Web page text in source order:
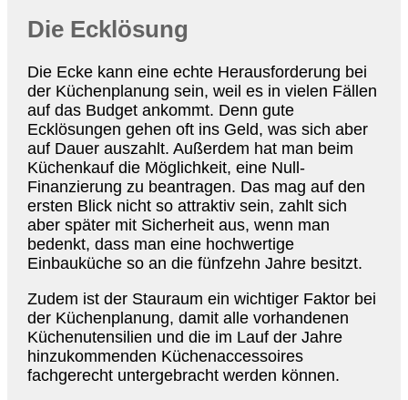
Die Ecklösung
Die Ecke kann eine echte Herausforderung bei
der Küchenplanung sein, weil es in vielen Fällen
auf das Budget ankommt. Denn gute
Ecklösungen gehen oft ins Geld, was sich aber
auf Dauer auszahlt. Außerdem hat man beim
Küchenkauf die Möglichkeit, eine Null-
Finanzierung zu beantragen. Das mag auf den
ersten Blick nicht so attraktiv sein, zahlt sich
aber später mit Sicherheit aus, wenn man
bedenkt, dass man eine hochwertige
Einbauküche so an die fünfzehn Jahre besitzt.
Zudem ist der Stauraum ein wichtiger Faktor bei
der Küchenplanung, damit alle vorhandenen
Küchenutensilien und die im Lauf der Jahre
hinzukommenden Küchenaccessoires
fachgerecht untergebracht werden können.